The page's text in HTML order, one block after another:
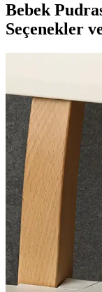
Bebek
Seçenekler